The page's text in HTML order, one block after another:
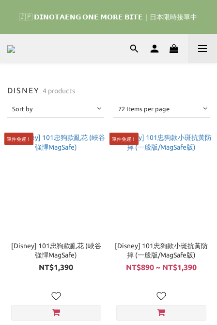
我們的熱血棒球冒險吧 ⚾️
🇯🇵 𝗗𝗜𝗡𝗢𝗧𝗔𝗘𝗡𝗚 𝗢𝗡𝗘 𝗠𝗢𝗥𝗘 𝗕𝗜𝗧𝗘｜日本限時接單中
🇰🇷 𝗗𝗜𝗡𝗢𝗧𝗔𝗘𝗡𝗚 𝗛𝗢𝗠𝗘 𝗥𝗨𝗡 ｜韓國首波開賣囉 ▶ 一起參加
DISNEY 4 products
Sort by 72 Items per page
單件免運！
[Disney] 101忠狗款亂花 (峽谷
強悍MagSafe)
NT$1,390
單件免運！
[Disney] 101忠狗款小斑抗黃防
摔 (一般版/MagSafe版)
NT$890 ~ NT$1,390